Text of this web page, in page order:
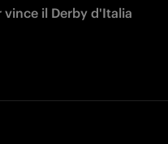
il Derby d'Italia